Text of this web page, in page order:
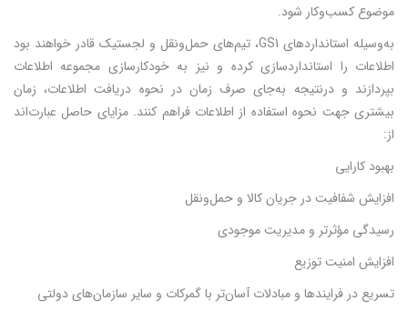
موضوع کسب‌وکار شود.
به‌وسیله استانداردهای GS1، تیم‌های حمل‌ونقل و لجستیک قادر خواهند بود
اطلاعات را استانداردسازی کرده و نیز به خودکارسازی مجموعه اطلاعات
بپردازند و درنتیجه به‌جای صرف زمان در نحوه دریافت اطلاعات، زمان
بیشتری جهت نحوه استفاده از اطلاعات فراهم کنند. مزایای حاصل عبارت‌اند
از:
بهبود کارایی
افزایش شفافیت در جریان کالا و حمل‌ونقل
رسیدگی مؤثرتر و مدیریت موجودی
افزایش امنیت توزیع
تسریع در فرایندها و مبادلات آسان‌تر با گمرکات و سایر سازمان‌های دولتی